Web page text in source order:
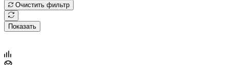
Очистить фильтр
Показать